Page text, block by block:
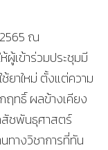
ณ
เข้าร่วมประชุมมี
ยาใหม่ ตั้งแต่ความ
ฤทธิ์ ผลข้างเคียง
สัชพันธุศาสตร์
ทางวิชาการที่ทัน